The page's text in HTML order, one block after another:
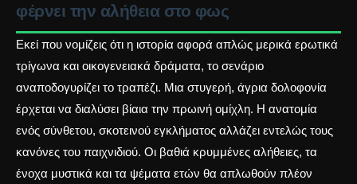
φέρνει την αλήθεια στο φως
Εκεί που νομίζεις ότι η ιστορία αφορά απλώς μερικά ερωτικά
τρίγωνα και οικογενειακά δράματα, το σενάριο
αναποδογυρίζει το τραπέζι. Μια στυγερή, άγρια δολοφονία
έρχεται να διαλύσει βίαια την πρωινή ομίχλη. Η ανατομία
ενός σύνθετου, σκοτεινού εγκλήματος αλλάζει εντελώς τους
κανόνες του παιχνιδιού. Οι βαθιά κρυμμένες αλήθειες, τα
ένοχα μυστικά και τα ψέματα ετών θα απλωθούν πλέον